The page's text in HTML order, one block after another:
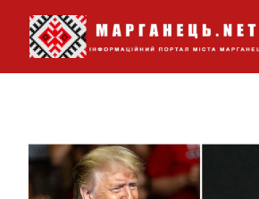
Перейти
вмісту